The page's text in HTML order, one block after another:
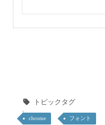
トピックタグ
chrome フォント